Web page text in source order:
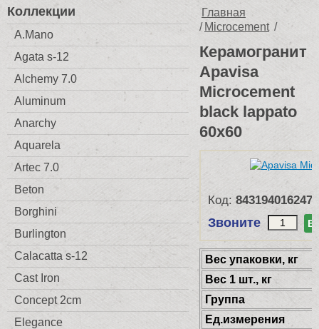
Коллекции
A.Mano
Agata s-12
Alchemy 7.0
Aluminum
Anarchy
Aquarela
Artec 7.0
Beton
Borghini
Burlington
Calacatta s-12
Cast Iron
Concept 2cm
Elegance
Главная
/ Microcement /
Керамогранит
Apavisa
Microcement
black lappato
60x60
Код: 8431940162473
Звоните В
Веc упаковки, кг
Вес 1 шт., кг
Группа
Ед.измерения